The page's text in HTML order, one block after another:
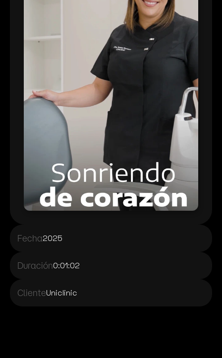
Fecha2025
Duración0:01:02
ClienteUniclinic